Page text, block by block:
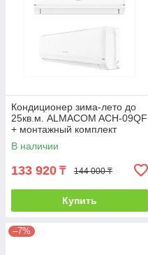
Кондиционер зима-лето до
25кв.м. ALMACOM ACH-09QF
+ монтажный комплект
В наличии
133 920 ₸ 144 000 ₸
Купить
–7%